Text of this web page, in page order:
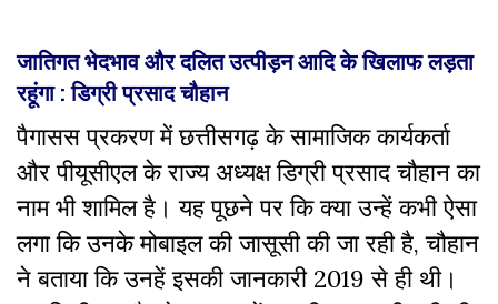
जातिगत भेदभाव और दलित उत्पीड़न आदि के खिलाफ लड़ता
रहूंगा : डिग्री प्रसाद चौहान
पैगासस प्रकरण में छत्तीसगढ़ के सामाजिक कार्यकर्ता
और पीयूसीएल के राज्य अध्यक्ष डिग्री प्रसाद चौहान का
नाम भी शामिल है। यह पूछने पर कि क्या उन्हें कभी ऐसा
लगा कि उनके मोबाइल की जासूसी की जा रही है, चौहान
ने बताया कि उनहें इसकी जानकारी 2019 से ही थी।